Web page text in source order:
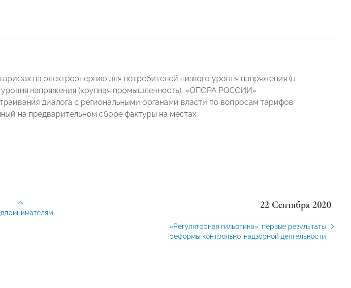
на электроэнергию для потребителей низкого уровня напряжения (в
напряжения (крупная промышленность), «ОПОРА РОССИИ»
диалога с региональными органами власти по вопросам тарифов
на предварительном сборе фактуры на местах.
22 Сентября 2020
«Регуляторная гильотина»: первые результаты
реформы контрольно-надзорной деятельности